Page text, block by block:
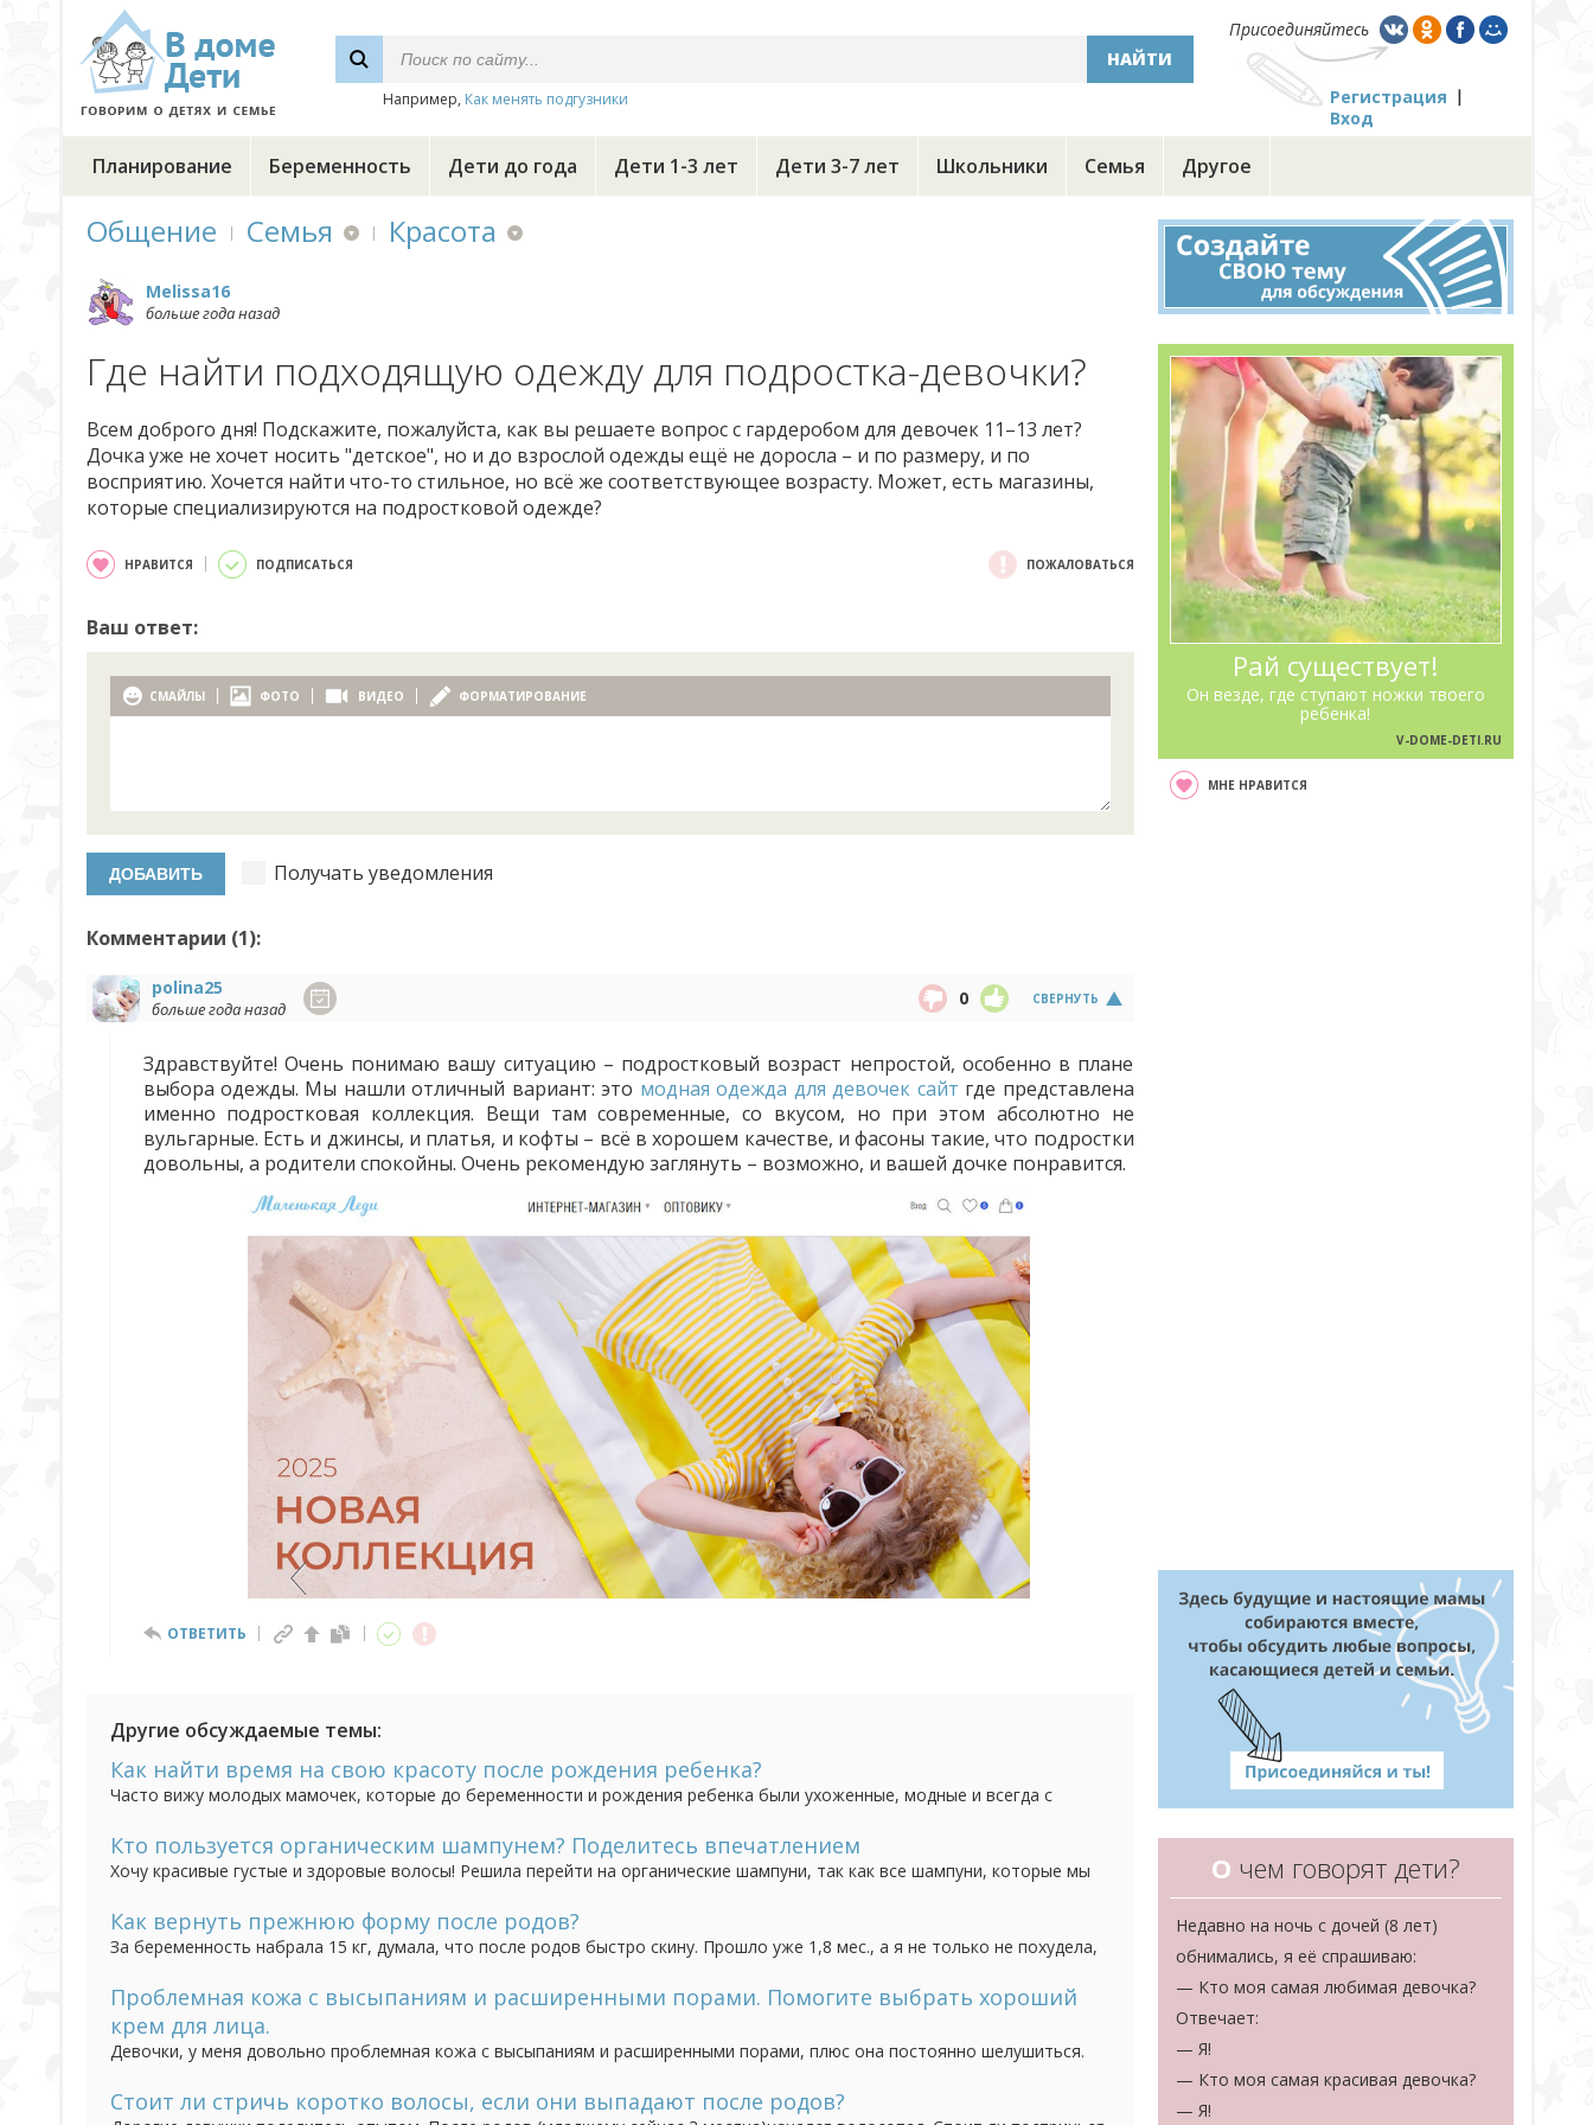
НАЙТИ
Например, Как менять подгузники
Присоединяйтесь
Регистрация
Вход
Планирование Беременность Дети до года Дети 1-3 лет Дети 3-7 лет Школьники Семья Другое
Общение Семья Красота
Melissa16
больше года назад
Где найти подходящую одежду для подростка-девочки?
Всем доброго дня! Подскажите, пожалуйста, как вы решаете вопрос с гардеробом для девочек 11–13 лет?
Дочка уже не хочет носить "детское", но и до взрослой одежды ещё не доросла – и по размеру, и по
восприятию. Хочется найти что-то стильное, но всё же соответствующее возрасту. Может, есть магазины,
которые специализируются на подростковой одежде?
НРАВИТСЯ ПОДПИСАТЬСЯ ПОЖАЛОВАТЬСЯ
Ваш ответ:
СМАЙЛЫ ФОТО ВИДЕО ФОРМАТИРОВАНИЕ
Получать уведомления
Комментарии (1):
polina25
больше года назад СВЕРНУТЬ
0
Здравствуйте! Очень понимаю вашу ситуацию – подростковый возраст непростой, особенно в плане
выбора одежды. Мы нашли отличный вариант: это модная одежда для девочек сайт где представлена
именно подростковая коллекция. Вещи там современные, со вкусом, но при этом абсолютно не
вульгарные. Есть и джинсы, и платья, и кофты – всё в хорошем качестве, и фасоны такие, что подростки
довольны, а родители спокойны. Очень рекомендую заглянуть – возможно, и вашей дочке понравится.
ОТВЕТИТЬ
Другие обсуждаемые темы:
Как найти время на свою красоту после рождения ребенка?
Часто вижу молодых мамочек, которые до беременности и рождения ребенка были ухоженные, модные и всегда с
времени на себя, но давайте вместе разберемся, как найти время на красоту мамочке, если дома...
Кто пользуется органическим шампунем? Поделитесь впечатлением
Хочу красивые густые и здоровые волосы! Решила перейти на органические шампуни, так как все шампуни, которые мы
масками, бальзамами из органики? Правда, что есть эффект и волосы возрождаются? Мои...
Как вернуть прежнюю форму после родов?
За беременность набрала 15 кг, думала, что после родов быстро скину. Прошло уже 1,8 мес., а я не только не похудела,
нет сил, а диета с малышом тоже не соблюдается (часто приходится есть вместе...
Проблемная кожа с высыпаниям и расширенными порами. Помогите выбрать хороший
крем для лица.
Девочки, у меня довольно проблемная кожа с высыпаниям и расширенными порами, плюс она постоянно шелушиться.
равно шелушиться. Посоветуйте хороший увлажняющий крем для лица, по разумной цене, который...
Стоит ли стричь коротко волосы, если они выпадают после родов?
Рай существует!
Он везде, где ступают ножки твоего
ребенка!
V-DOME-DETI.RU
МНЕ НРАВИТСЯ
О чем говорят дети?
Недавно на ночь с дочей (8 лет)
обнимались, я её спрашиваю:
— Кто моя самая любимая девочка?
Отвечает:
— Я!
— Кто моя самая красивая девочка?
— Я!